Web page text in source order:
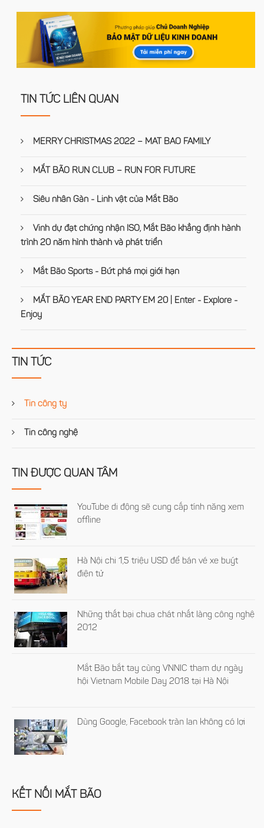
TIN TỨC LIÊN QUAN
MERRY CHRISTMAS 2022 – MAT BAO FAMILY
MẮT BÃO RUN CLUB – RUN FOR FUTURE
Siêu nhân Gàn - Linh vật của Mắt Bão
Vinh dự đạt chứng nhận ISO, Mắt Bão khẳng định hành
trình 20 năm hình thành và phát triển
Mắt Bão Sports - Bứt phá mọi giới hạn
MẮT BÃO YEAR END PARTY EM 20 | Enter - Explore -
Enjoy
TIN TỨC
Tin công ty
Tin công nghệ
TIN ĐƯỢC QUAN TÂM
YouTube di động sẽ cung cấp tính năng xem
offline
Hà Nội chi 1,5 triệu USD để bán vé xe buýt
điện tử
Những thất bại chua chát nhất làng công nghệ
2012
Mắt Bão bắt tay cùng VNNIC tham dự ngày
hội Vietnam Mobile Day 2018 tại Hà Nội
Dùng Google, Facebook tràn lan không có lợi
KẾT NỐI MẮT BÃO